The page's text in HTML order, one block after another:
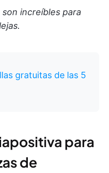
increíbles para
gratuitas de las 5
para
de